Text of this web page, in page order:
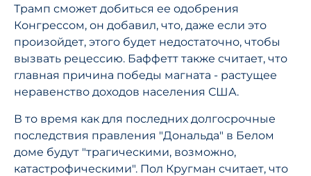
Трамп сможет добиться ее одобрения
Конгрессом, он добавил, что, даже если это
произойдет, этого будет недостаточно, чтобы
вызвать рецессию. Баффетт также считает, что
главная причина победы магната - растущее
неравенство доходов населения США.
В то время как для последних долгосрочные
последствия правления "Дональда" в Белом
доме будут "трагическими, возможно,
катастрофическими". Пол Кругман считает, что